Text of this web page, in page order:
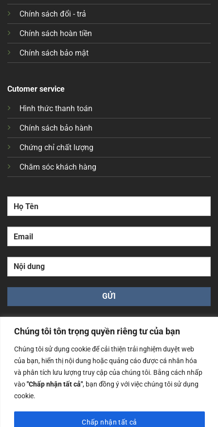
Chúng tôi tôn trọng quyền riêng tư của bạn
Chúng tôi sử dụng cookie để cải thiện trải nghiệm duyệt web
của bạn, hiển thị nội dung hoặc quảng cáo được cá nhân hóa
và phân tích lưu lượng truy cập của chúng tôi. Bằng cách nhấp
vào"Chấp nhận tất cả", bạn đồng ý với việc chúng tôi sử dụng
cookie.
Chấp nhận tất cả
Chính sách đổi - trả
Chính sách hoàn tiền
Chính sách bảo mật
Cutomer service
Hình thức thanh toán
Chính sách bảo hành
Chứng chỉ chất lượng
Chăm sóc khách hàng
Công ty TNHH Nam Bình Xương - Số ĐKKD: 0108783483
cấp ngày 14/06/2019 bởi Sở Kế Hoạch và Đầu Tư Tp. Hà
Nội
Copyrights @2023 Nam Binh Xuong. All Rights Reserved